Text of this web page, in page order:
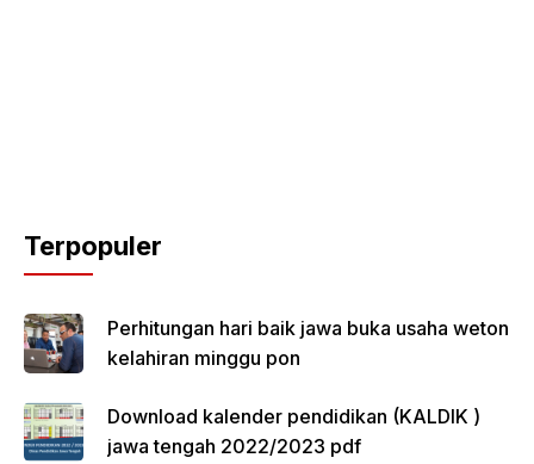
Terpopuler
Perhitungan hari baik jawa buka usaha weton
kelahiran minggu pon
Download kalender pendidikan (KALDIK )
jawa tengah 2022/2023 pdf